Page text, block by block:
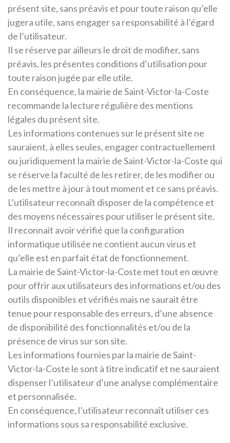
présent site, sans préavis et pour toute raison qu’elle
jugera utile, sans engager sa responsabilité à l’égard
de l’utilisateur.
Il se réserve par ailleurs le droit de modifier, sans
préavis, les présentes conditions d’utilisation pour
toute raison jugée par elle utile.
En conséquence, la mairie de Saint-Victor-la-Coste
recommande la lecture régulière des mentions
légales du présent site.
Les informations contenues sur le présent site ne
sauraient, à elles seules, engager contractuellement
ou juridiquement la mairie de Saint-Victor-la-Coste qui
se réserve la faculté de les retirer, de les modifier ou
de les mettre à jour à tout moment et ce sans préavis.
L’utilisateur reconnaît disposer de la compétence et
des moyens nécessaires pour utiliser le présent site.
Il reconnait avoir vérifié que la configuration
informatique utilisée ne contient aucun virus et
qu’elle est en parfait état de fonctionnement.
La mairie de Saint-Victor-la-Coste met tout en œuvre
pour offrir aux utilisateurs des informations et/ou des
outils disponibles et vérifiés mais ne saurait être
tenue pour responsable des erreurs, d’une absence
de disponibilité des fonctionnalités et/ou de la
présence de virus sur son site.
Les informations fournies par la mairie de Saint-
Victor-la-Coste le sont à titre indicatif et ne sauraient
dispenser l’utilisateur d’une analyse complémentaire
et personnalisée.
En conséquence, l’utilisateur reconnaît utiliser ces
informations sous sa responsabilité exclusive.